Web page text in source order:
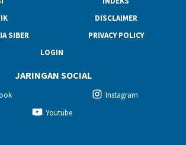
DISCLAIMER
SIBER
PRIVACY POLICY
LOGIN
JARINGAN SOCIAL
Instagram
Youtube